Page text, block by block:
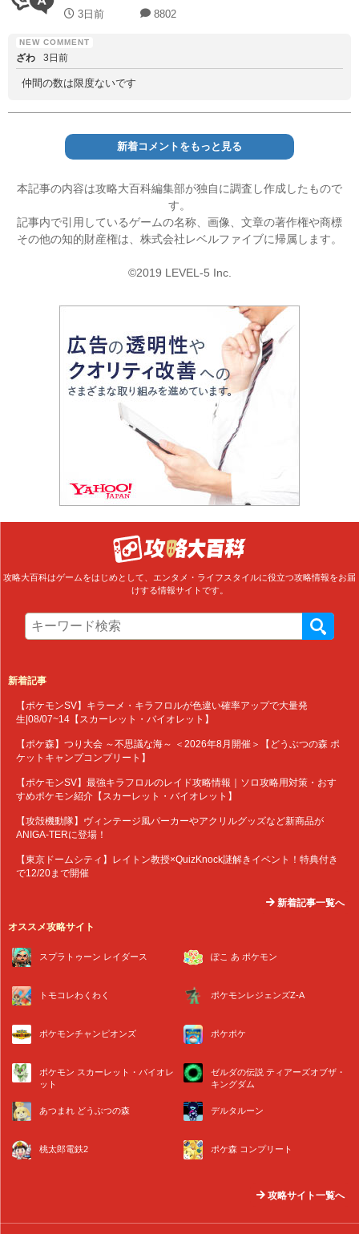
3日前 8802
ざわ 3日前
仲間の数は限度ないです
新着コメントをもっと見る
本記事の内容は攻略大百科編集部が独自に調査し作成したもので
す。
記事内で引用しているゲームの名称、画像、文章の著作権や商標
その他の知的財産権は、株式会社レベルファイブに帰属します。
©2019 LEVEL-5 Inc.
攻略大百科はゲームをはじめとして、エンタメ・ライフスタイルに役立つ攻略情報をお届
けする情報サイトです。
新着記事
【ポケモンSV】キラーメ・キラフロルが色違い確率アップで大量発
生|08/07~14【スカーレット・バイオレット】
【ポケ森】つり大会 ～不思議な海～ ＜2026年8月開催＞【どうぶつの森 ポ
ケットキャンプコンプリート】
【ポケモンSV】最強キラフロルのレイド攻略情報｜ソロ攻略用対策・おす
すめポケモン紹介【スカーレット・バイオレット】
【攻殻機動隊】ヴィンテージ風パーカーやアクリルグッズなど新商品が
ANIGA-TERに登場！
【東京ドームシティ】レイトン教授×QuizKnock謎解きイベント！特典付き
で12/20まで開催
新着記事一覧へ
オススメ攻略サイト
スプラトゥーン レイダース ぽこ あ ポケモン
トモコレわくわく ポケモンレジェンズZ-A
ポケモンチャンピオンズ ポケポケ
ポケモン スカーレット・バイオレ
ット
ゼルダの伝説 ティアーズオブザ・
キングダム
あつまれ どうぶつの森 デルタルーン
桃太郎電鉄2 ポケ森 コンプリート
攻略サイト一覧へ